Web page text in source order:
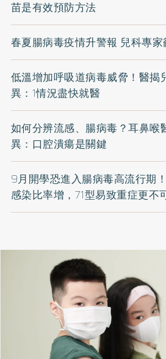
苗是有效預防方法
春夏腸病毒疫情升警報 兒科專
低溫增加呼吸道病毒威脅！醫揭
異：1情況盡快就醫
如何分辨流感、腸病毒？耳鼻喉
異：口腔潰瘍是關鍵
9月開學恐進入腸病毒高流行期
感染比率增，71型易致重症更不